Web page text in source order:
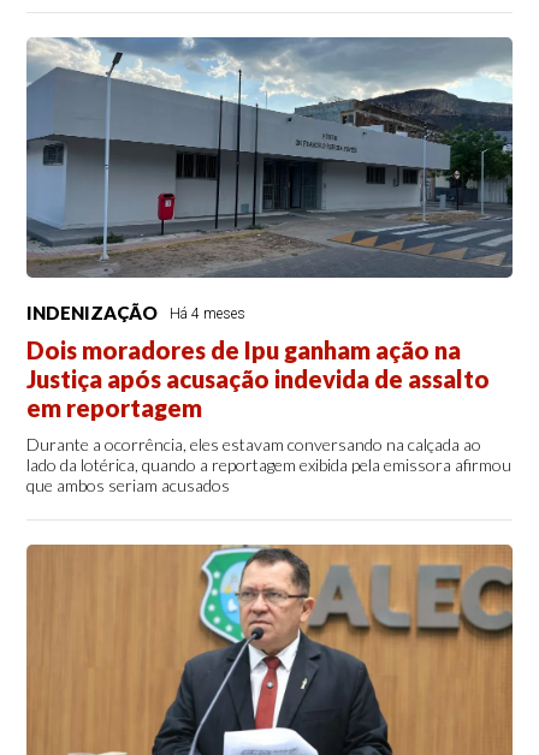
INDENIZAÇÃO Há 4 meses
Dois moradores de Ipu ganham ação na
Justiça após acusação indevida de assalto
em reportagem
Durante a ocorrência, eles estavam conversando na calçada ao
lado da lotérica, quando a reportagem exibida pela emissora afirmou
que ambos seriam acusados